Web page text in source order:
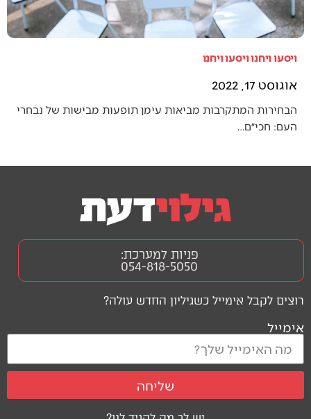
ויסעו ויחנו ויסעו ויחנו
אוגוסט 17, 2022
הבחירות המתקרבות מביאות עימן תופעות מבישות של נבחרי
העם: חכי״ם…
רוצים לקבל אימייל כשגיליון החדש עולה?
אימייל
שליחה
פניות למערכת:
054-818-5050